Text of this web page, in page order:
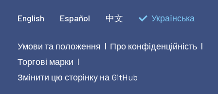
English Español 中文 Українська
Умови та положення | Про конфіденційність |
Торгові марки |
Змінити цю сторінку на GitHub